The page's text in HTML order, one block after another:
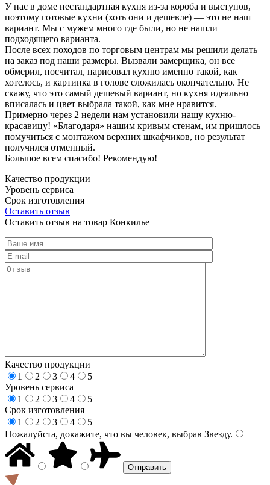
У нас в доме нестандартная кухня из-за короба и выступов,
поэтому готовые кухни (хоть они и дешевле) — это не наш
вариант. Мы с мужем много где были, но не нашли
подходящего варианта.
После всех походов по торговым центрам мы решили делать
на заказ под наши размеры. Вызвали замерщика, он все
обмерил, посчитал, нарисовал кухню именно такой, как
хотелось, и картинка в голове сложилась окончательно. Не
скажу, что это самый дешевый вариант, но кухня идеально
вписалась и цвет выбрала такой, как мне нравится.
Примерно через 2 недели нам установили нашу кухню-
красавицу! «Благодаря» нашим кривым стенам, им пришлось
помучиться с монтажом верхних шкафчиков, но результат
получился отменный.
Большое всем спасибо! Рекомендую!
Качество продукции
Уровень сервиса
Срок изготовления
Оставить отзыв
Оставить отзыв на товар Конкилье
Качество продукции
1
2 3 4
5
Уровень сервиса
1
2 3 4
5
Срок изготовления
1
2 3 4
5
Пожалуйста, докажите, что вы человек, выбрав Звезду.